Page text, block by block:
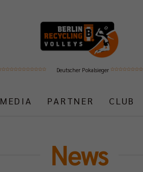
Deutscher Pokalsieger
MEDIA PARTNER CLUB
News